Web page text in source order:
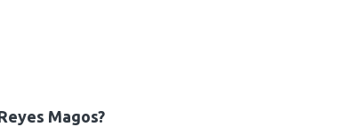
Magos?